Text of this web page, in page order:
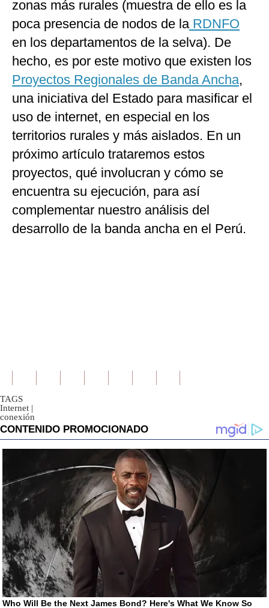
zonas más rurales (muestra de ello es la
poca presencia de nodos de laRDNFO
en los departamentos de la selva). De
hecho, es por este motivo que existen los
Proyectos Regionales de Banda Ancha,
una iniciativa del Estado para masificar el
uso de internet, en especial en los
territorios rurales y más aislados. En un
próximo artículo trataremos estos
proyectos, qué involucran y cómo se
encuentra su ejecución, para así
complementar nuestro análisis del
desarrollo de la banda ancha en el Perú.
TAGS
Internet |
conexión